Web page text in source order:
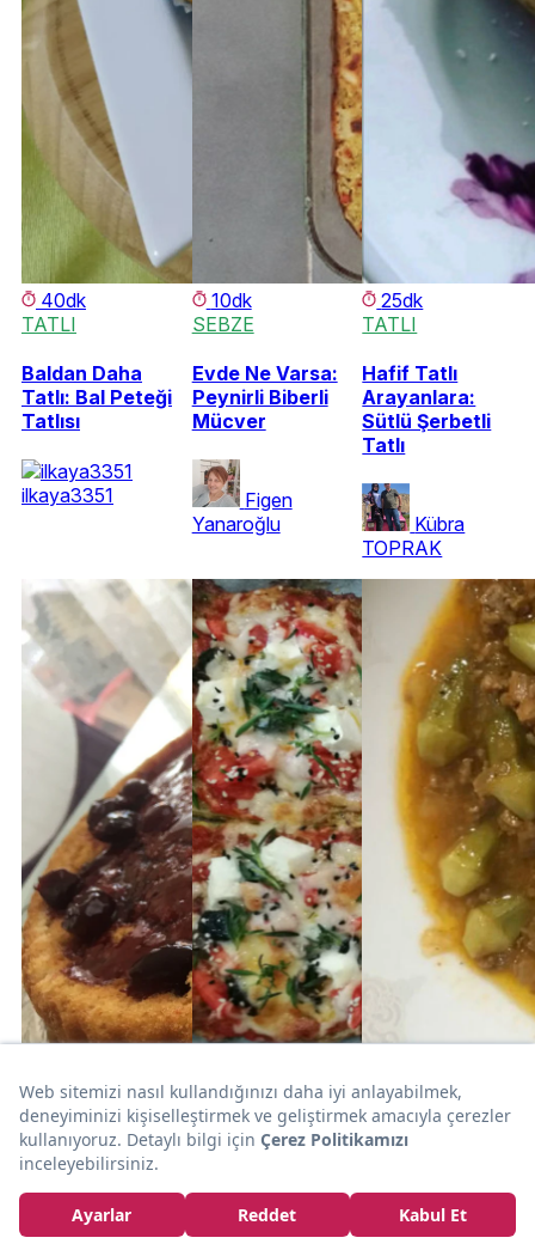
40dk
TATLI
Baldan Daha
Tatlı: Bal Peteği
Tatlısı
ilkaya3351
10dk
SEBZE
Evde Ne Varsa:
Peynirli Biberli
Mücver
Figen
Yanaroğlu
25dk
TATLI
Hafif Tatlı
Arayanlara:
Sütlü Şerbetli
Tatlı
Kübra
TOPRAK
TATLI KEK
Yumuşacık
Kıvamlı: Vişne
Reçelli Kek
15dk
PİZZA
Hamursuz
Akdeniz Pizzası
SEBZE
Akşama
Yemeği